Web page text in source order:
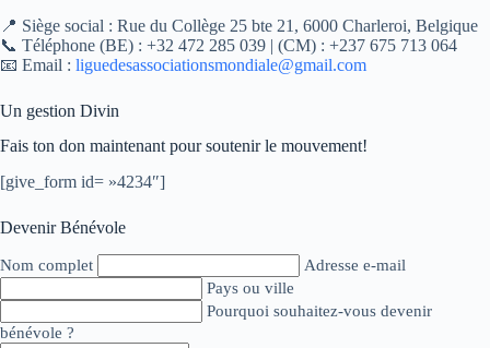
📍 Siège social : Rue du Collège 25 bte 21, 6000 Charleroi, Belgique
📞 Téléphone (BE) : +32 472 285 039 | (CM) : +237 675 713 064
📧 Email : liguedesassociationsmondiale@gmail.com
Un gestion Divin
Fais ton don maintenant pour soutenir le mouvement!
[give_form id= »4234″]
Devenir Bénévole
Nom complet
Adresse e-mail
Pays ou ville
Pourquoi souhaitez-vous devenir
bénévole ?